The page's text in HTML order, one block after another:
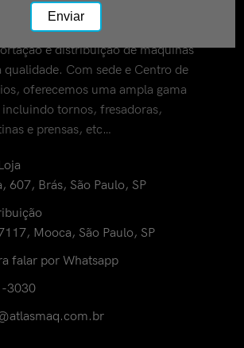
e distribuição de máquinas
qualidade. Com sede e Centro de
oferecemos uma ampla gama
tornos, fresadoras,
e prensas, etc…
607, Brás, São Paulo, SP
Mooca, São Paulo, SP
falar por Whatsapp
3030